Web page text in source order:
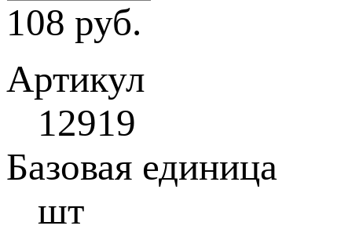
108 руб.
Артикул
12919
Базовая единица
шт